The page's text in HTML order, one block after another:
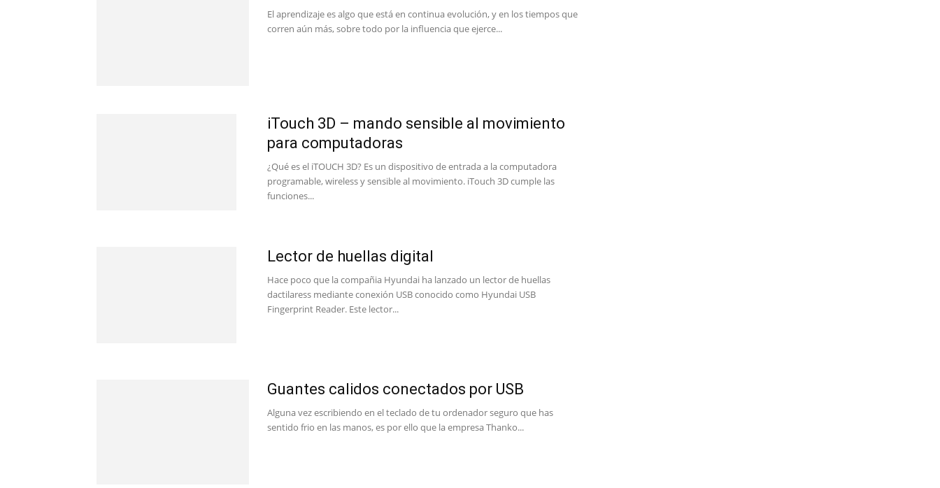
El aprendizaje es algo que está en continua evolución, y en los tiempos que
corren aún más, sobre todo por la influencia que ejerce...
iTouch 3D – mando sensible al movimiento
para computadoras
¿Qué es el iTOUCH 3D? Es un dispositivo de entrada a la computadora
programable, wireless y sensible al movimiento. iTouch 3D cumple las
funciones...
Lector de huellas digital
Hace poco que la compañia Hyundai ha lanzado un lector de huellas
dactilaress mediante conexión USB conocido como Hyundai USB
Fingerprint Reader. Este lector...
Guantes calidos conectados por USB
Alguna vez escribiendo en el teclado de tu ordenador seguro que has
sentido frio en las manos, es por ello que la empresa Thanko...